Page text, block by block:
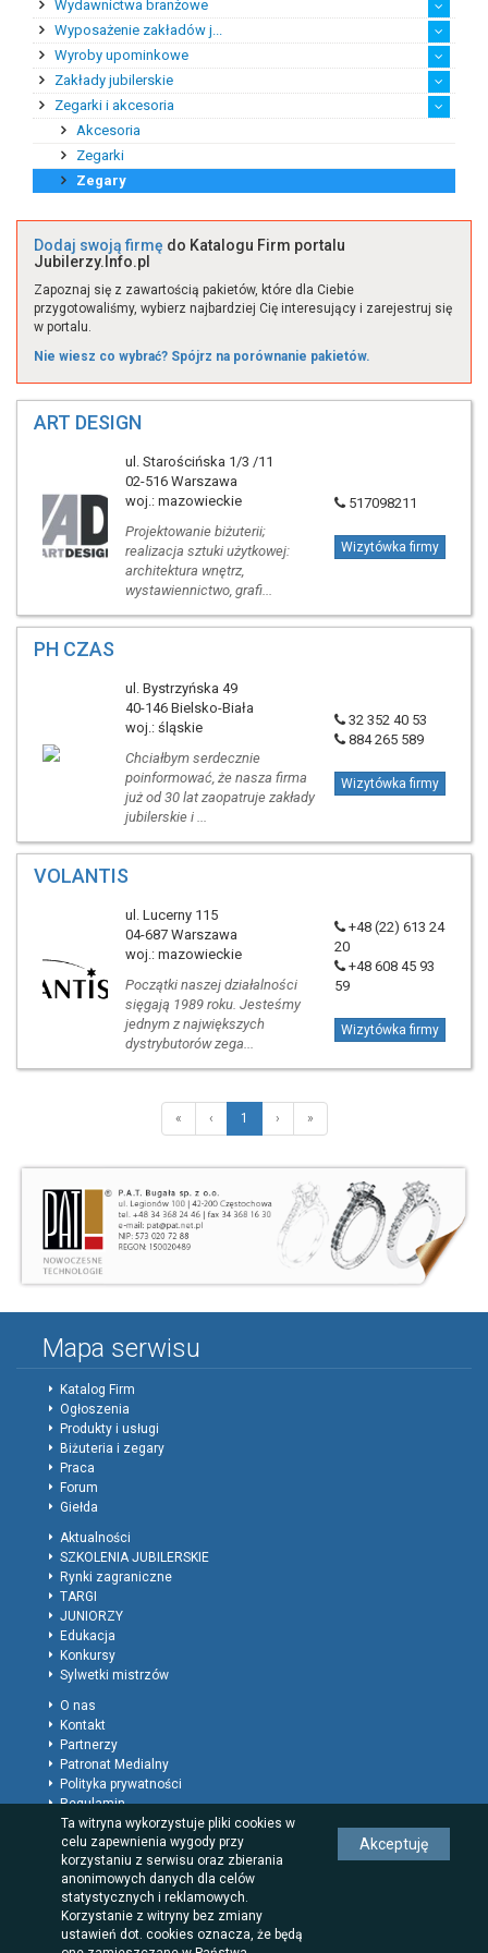
Ekspert ds. handlu zag...
Rynek afrykański
Rynek amerykański
Rynek australijski
Rynek azjatycki
Rynek europejski
Wydawnictwa branżowe
Katalogi branżowe
Prasa branżowa
Wyposażenie zakładów j...
Maszyny jubilerskie
Narzędzia i akcesoria
Pozostałe wyposażenie
Sprzęt jubilerski
Wyroby upominkowe
Eksport wyrobów upomin...
Handel detaliczny wyro...
Handel hurtowy wyrobam...
Import wyrobów upomink...
Produkcja wyrobów upom...
Zakłady jubilerskie
Producent biżuterii sa...
Producent biżuterii st...
Producent sztucznej bi...
Przetwórstwo kamieni s...
Twórca biżuterii na za...
Twórca biżuterii z bur...
Twórca unikatowej biżu...
Zakład srebrniczy
Zakład złotniczy
Zakłady jubilerskie po...
Zegarki i akcesoria
Akcesoria
Zegarki
Zegary
Dodaj swoją firmę do Katalogu Firm portalu
Jubilerzy.Info.pl
Zapoznaj się z zawartością pakietów, które dla Ciebie
przygotowaliśmy, wybierz najbardziej Cię interesujący i zarejestruj się
w portalu.
Nie wiesz co wybrać? Spójrz na porównanie pakietów.
ART DESIGN
ul. Starościńska 1/3 /11
02-516 Warszawa
woj.: mazowieckie
Projektowanie biżuterii;
realizacja sztuki użytkowej:
architektura wnętrz,
wystawiennictwo, grafi...
517098211
Wizytówka firmy
PH CZAS
ul. Bystrzyńska 49
40-146 Bielsko-Biała
woj.: śląskie
Chciałbym serdecznie
poinformować, że nasza firma
już od 30 lat zaopatruje zakłady
jubilerskie i ...
32 352 40 53
884 265 589
Wizytówka firmy
VOLANTIS
ul. Lucerny 115
04-687 Warszawa
woj.: mazowieckie
Początki naszej działalności
sięgają 1989 roku. Jesteśmy
jednym z największych
dystrybutorów zega...
+48 (22) 613 24
20
+48 608 45 93
59
Wizytówka firmy
« ‹ 1 › »
Mapa serwisu
Katalog Firm
Ogłoszenia
Produkty i usługi
Biżuteria i zegary
Praca
Forum
Giełda
Aktualności
SZKOLENIA JUBILERSKIE
Rynki zagraniczne
TARGI
JUNIORZY
Edukacja
Konkursy
Sylwetki mistrzów
O nas
Kontakt
Partnerzy
Patronat Medialny
Polityka prywatności
Regulamin
Reklama
Rodzaje wpisów dla firm
Ta witryna wykorzystuje pliki cookies w
celu zapewnienia wygody przy
korzystaniu z serwisu oraz zbierania
anonimowych danych dla celów
statystycznych i reklamowych.
Korzystanie z witryny bez zmiany
ustawień dot. cookies oznacza, że będą
Akceptuję